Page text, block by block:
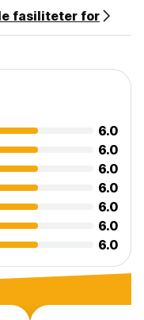
fasiliteter for
6.0
6.0
6.0
6.0
6.0
6.0
6.0